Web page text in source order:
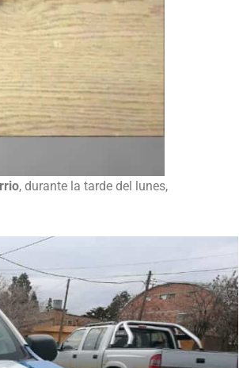
, durante la tarde del lunes,